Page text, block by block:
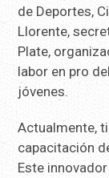
de Deportes,
Llorente,
Plate,
labor en pro
jóvenes.
Actualmente,
capacitación
Este